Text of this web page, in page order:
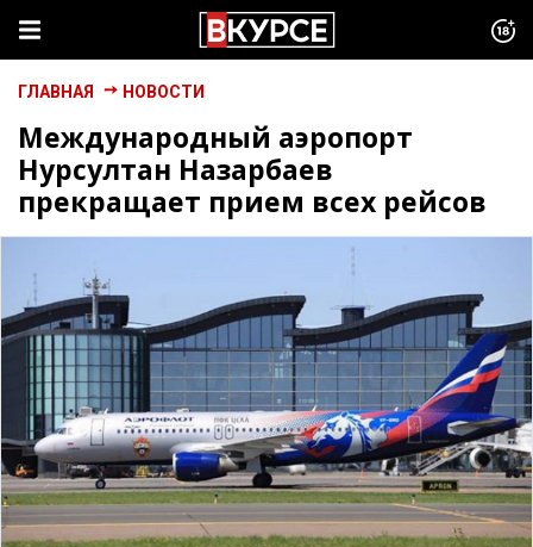
ГЛАВНАЯ НОВОСТИ
Международный аэропорт
Нурсултан Назарбаев
прекращает прием всех рейсов